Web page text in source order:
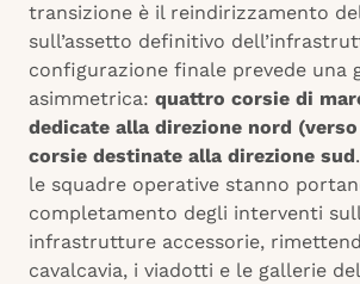
transizione è il reindirizzamento
sull’assetto definitivo
configurazione finale prevede una
asimmetrica: quattro corsie di
dedicate alla direzione nord
corsie destinate alla direzione sud
le squadre operative stanno
completamento degli interventi
infrastrutture accessorie,
cavalcavia, i viadotti e le gallerie